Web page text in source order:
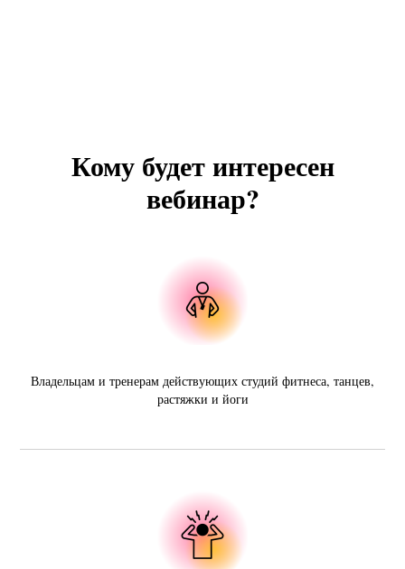
Кому будет интересен
вебинар?
Владельцам и тренерам действующих студий фитнеса, танцев,
растяжки и йоги